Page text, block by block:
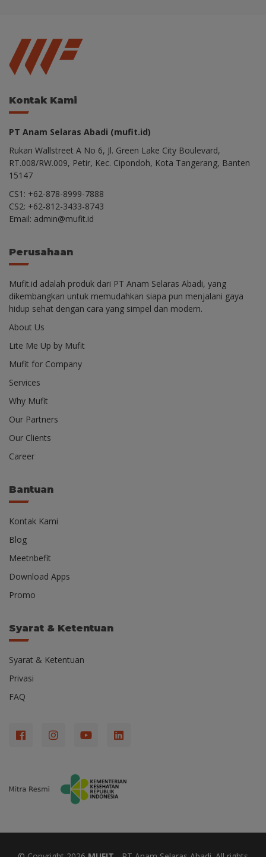
Kontak Kami
PT Anam Selaras Abadi (mufit.id)
Rukan Wallstreet A No 6, Jl. Green Lake City Boulevard,
RT.008/RW.009, Petir, Kec. Cipondoh, Kota Tangerang, Banten
15147
CS1: +62-878-8999-7888
CS2: +62-812-3433-8743
Email: admin@mufit.id
Perusahaan
Mufit.id adalah produk dari PT Anam Selaras Abadi, yang
dikembangkan untuk memudahkan siapa pun menjalani gaya
hidup sehat dengan cara yang simpel dan modern.
About Us
Lite Me Up by Mufit
Mufit for Company
Services
Why Mufit
Our Partners
Our Clients
Career
Bantuan
Kontak Kami
Blog
Meetnbefit
Download Apps
Promo
Syarat & Ketentuan
Syarat & Ketentuan
Privasi
FAQ